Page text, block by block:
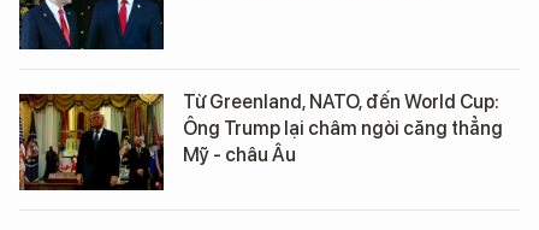
Từ Greenland, NATO, đến World Cup:
Ông Trump lại châm ngòi căng thẳng
Mỹ - châu Âu